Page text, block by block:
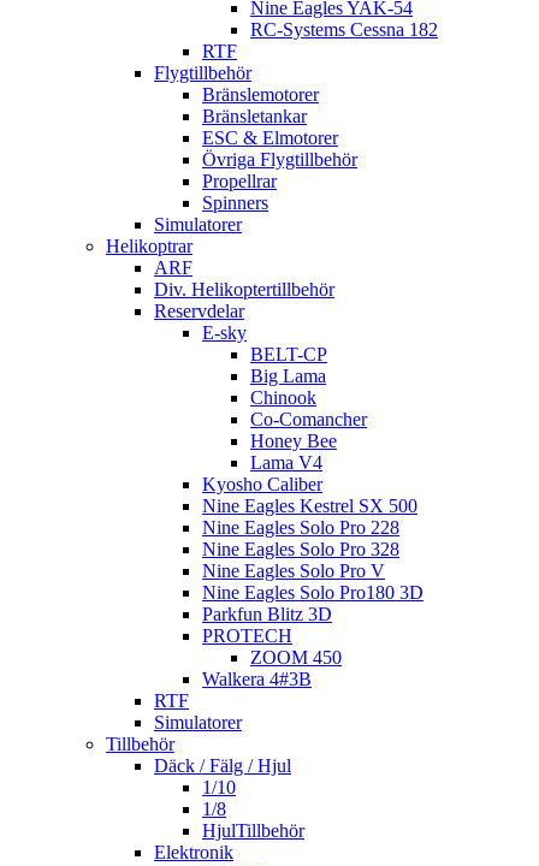
Nine Eagles YAK-54
RC-Systems Cessna 182
RTF
Flygtillbehör
Bränslemotorer
Bränsletankar
ESC & Elmotorer
Övriga Flygtillbehör
Propellrar
Spinners
Simulatorer
Helikoptrar
ARF
Div. Helikoptertillbehör
Reservdelar
E-sky
BELT-CP
Big Lama
Chinook
Co-Comancher
Honey Bee
Lama V4
Kyosho Caliber
Nine Eagles Kestrel SX 500
Nine Eagles Solo Pro 228
Nine Eagles Solo Pro 328
Nine Eagles Solo Pro V
Nine Eagles Solo Pro180 3D
Parkfun Blitz 3D
PROTECH
ZOOM 450
Walkera 4#3B
RTF
Simulatorer
Tillbehör
Däck / Fälg / Hjul
1/10
1/8
HjulTillbehör
Elektronik